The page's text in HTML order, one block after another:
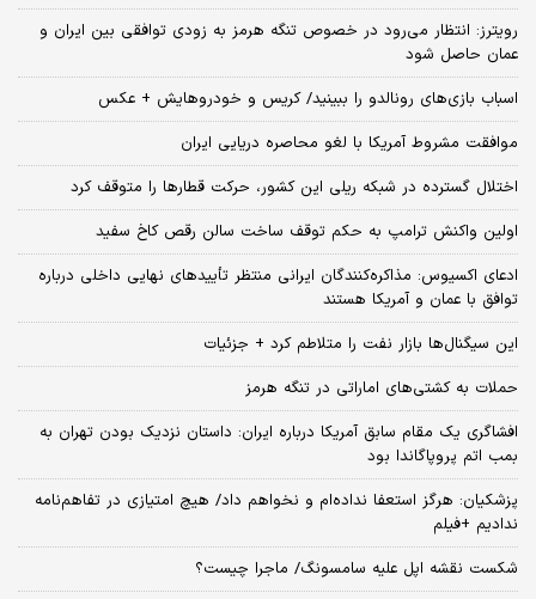
رویترز: انتظار می‌رود در خصوص تنگه هرمز به زودی توافقی بین ایران و
عمان حاصل شود
اسباب‌ بازی‌های رونالدو را ببینید/ کریس و خودروهایش + عکس
موافقت مشروط آمریکا با لغو محاصره دریایی ایران
اختلال گسترده در شبکه ریلی این کشور، حرکت قطارها را متوقف کرد
اولین واکنش ترامپ به حکم توقف ساخت سالن رقص کاخ سفید
ادعای اکسیوس: مذاکره‌کنندگان ایرانی منتظر تأییدهای نهایی داخلی درباره
توافق با عمان و آمریکا هستند
این سیگنال‌ها بازار نفت را متلاطم کرد + جزئیات
حملات به کشتی‌های اماراتی در تنگه هرمز
افشاگری یک مقام سابق آمریکا درباره ایران: داستان نزدیک بودن تهران به
بمب اتم پروپاگاندا بود
پزشکیان: هرگز استعفا نداده‌ام و نخواهم داد/ هیچ امتیازی در تفاهم‌نامه
ندادیم +فیلم
شکست نقشه اپل علیه سامسونگ/ ماجرا چیست؟